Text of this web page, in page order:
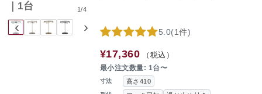
‹ ›
1/4
｜1台
寸法 高さ410
5.0(1件)
¥17,360 （税込）
最小注文数量: 1台〜